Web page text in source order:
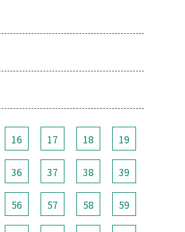
16 17 18 19
36 37 38 39
56 57 58 59